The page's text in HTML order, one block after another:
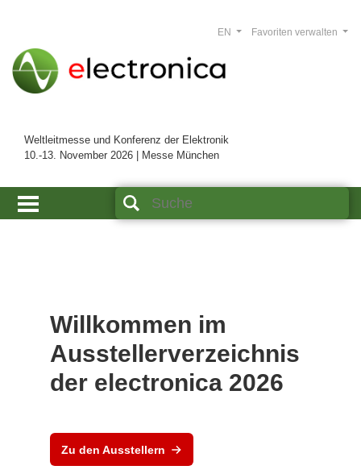
Weltleitmesse und Konferenz der Elektronik
10.-13. November 2026 | Messe München
Favoriten verwalten
EN
Willkommen im
Ausstellerverzeichnis
der electronica 2026
Zu den Ausstellern